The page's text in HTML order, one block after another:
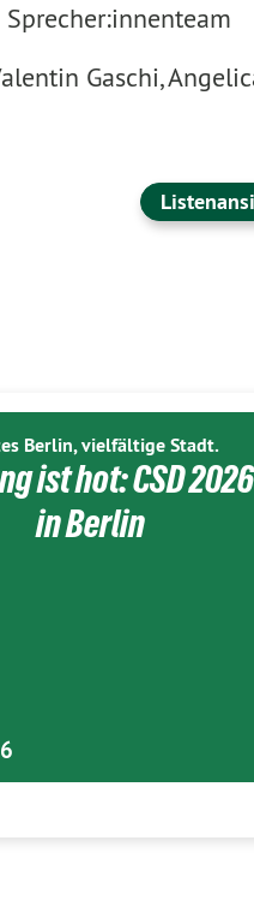
Gaschi,
Berlin, vielfältige Stadt.
ist hot: CSD 2026
in Berlin